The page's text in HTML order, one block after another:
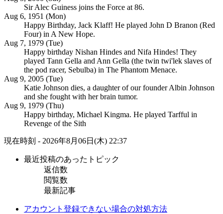
Sir Alec Guiness joins the Force at 86.
Aug 6, 1951 (Mon)
Happy Birthday, Jack Klaff! He played John D Branon (Red
Four) in A New Hope.
Aug 7, 1979 (Tue)
Happy birthday Nishan Hindes and Nifa Hindes! They
played Tann Gella and Ann Gella (the twin twi'lek slaves of
the pod racer, Sebulba) in The Phantom Menace.
Aug 9, 2005 (Tue)
Katie Johnson dies, a daughter of our founder Albin Johnson
and she fought with her brain tumor.
Aug 9, 1979 (Thu)
Happy birthday, Michael Kingma. He played Tarfful in
Revenge of the Sith
現在時刻 - 2026年8月06日(木) 22:37
最近投稿のあったトピック
返信数
閲覧数
最新記事
アカウント登録できない場合の対処方法